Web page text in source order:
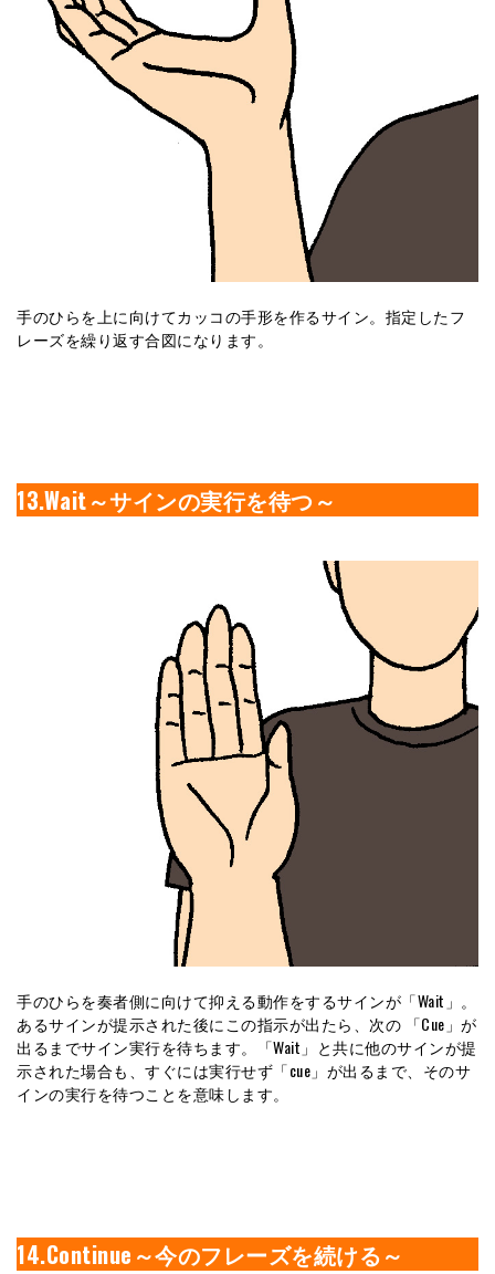
手のひらを上に向けてカッコの手形を作るサイン。指定したフ
レーズを繰り返す合図になります。
13.Wait～サインの実行を待つ～
手のひらを奏者側に向けて抑える動作をするサインが「Wait」。
あるサインが提示された後にこの指示が出たら、次の 「Cue」が
出るまでサイン実行を待ちます。「Wait」と共に他のサインが提
示された場合も、すぐには実行せず「cue」が出るまで、そのサ
インの実行を待つことを意味します。
14.Continue～今のフレーズを続ける～